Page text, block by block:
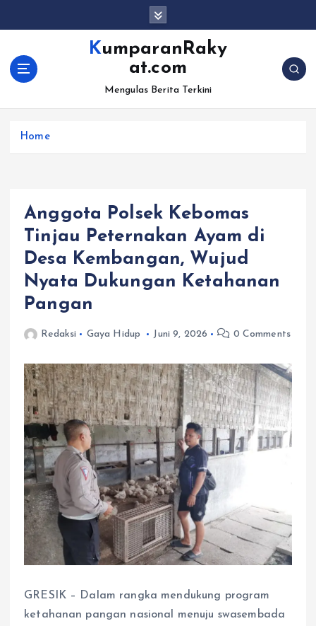
KumparanRaky
at.com
Mengulas Berita Terkini
Home
Anggota Polsek Kebomas
Tinjau Peternakan Ayam di
Desa Kembangan, Wujud
Nyata Dukungan Ketahanan
Pangan
Redaksi Gaya Hidup Juni 9, 2026 0 Comments
GRESIK – Dalam rangka mendukung program
ketahanan pangan nasional menuju swasembada